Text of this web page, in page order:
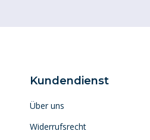
Kundendienst
Über uns
Widerrufsrecht